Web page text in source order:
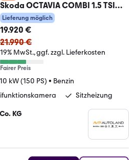
Skoda OCTAVIA COMBI 1.5 TSI
STYLE | AHK | LED |
Lieferung möglich
19.920 €
21.990 €
19% MwSt. ggf. zzgl. Lieferkosten
Fairer Preis
kW (150 PS) • Benzin
Sitzheizung
KG